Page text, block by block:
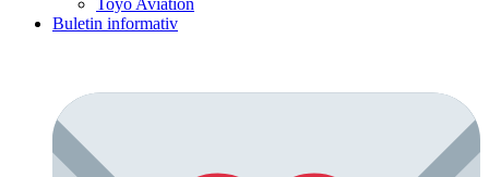
Toyo Aviation
Buletin informativ